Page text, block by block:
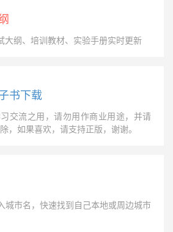
大纲、培训教材、实验手册实时更新
书下载
交流之用，请勿用作商业用途，并请
，如果喜欢，请支持正版，谢谢。
城市名，快速找到自己本地或周边城市